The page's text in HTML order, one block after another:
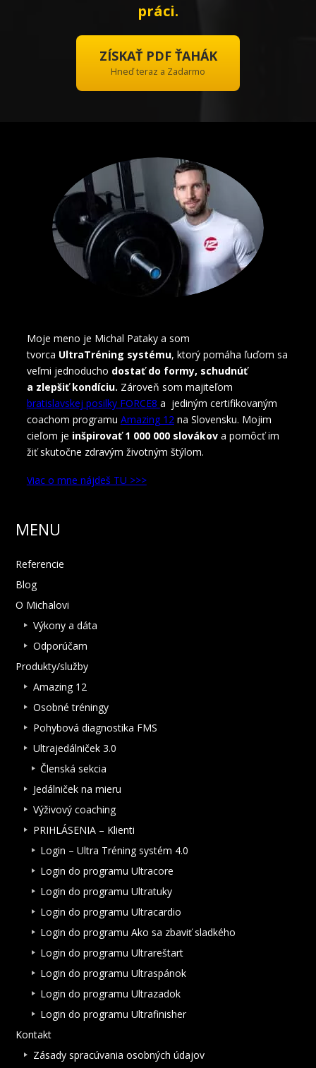
práci.
ZÍSKAŤ PDF ŤAHÁK
Hneď teraz a Zadarmo
Moje meno je Michal Pataky a som
tvorca UltraTréning systému, ktorý pomáha ľuďom sa
veľmi jednoducho dostať do formy, schudnúť
a zlepšiť kondíciu. Zároveň som majiteľom
bratislavskej posilky FORCE8 a jediným certifikovaným
coachom programu Amazing 12na Slovensku. Mojim
cieľom je inšpirovať 1 000 000 slovákova pomôcť im
žiť skutočne zdravým životným štýlom.
Viac o mne nájdeš TU >>>
MENU
Referencie
Blog
O Michalovi
Výkony a dáta
Odporúčam
Produkty/služby
Amazing 12
Osobné tréningy
Pohybová diagnostika FMS
Ultrajedálniček 3.0
Členská sekcia
Jedálniček na mieru
Výživový coaching
PRIHLÁSENIA – Klienti
Login – Ultra Tréning systém 4.0
Login do programu Ultracore
Login do programu Ultratuky
Login do programu Ultracardio
Login do programu Ako sa zbaviť sladkého
Login do programu Ultrareštart
Login do programu Ultraspánok
Login do programu Ultrazadok
Login do programu Ultrafinisher
Kontakt
Zásady spracúvania osobných údajov